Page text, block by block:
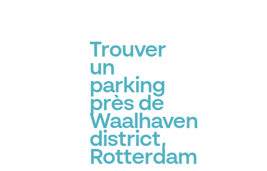
Trouver
un
parking
près de
Waalhaven
district,
Rotterdam